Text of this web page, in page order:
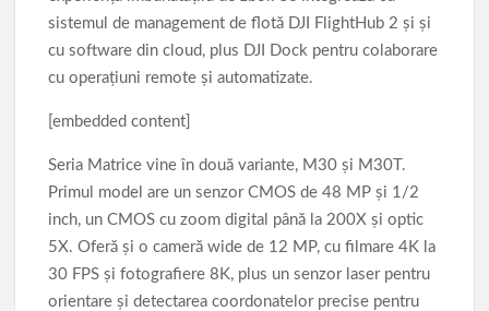
sistemul de management de flotă DJI FlightHub 2 şi şi
cu software din cloud, plus DJI Dock pentru colaborare
cu operaţiuni remote şi automatizate.
[embedded content]
Seria Matrice vine în două variante, M30 şi M30T.
Primul model are un senzor CMOS de 48 MP şi 1/2
inch, un CMOS cu zoom digital până la 200X şi optic
5X. Oferă şi o cameră wide de 12 MP, cu filmare 4K la
30 FPS şi fotografiere 8K, plus un senzor laser pentru
orientare şi detectarea coordonatelor precise pentru